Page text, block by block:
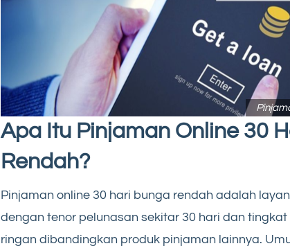
Apa Itu Pinjaman Online 30
Rendah?
Pinjaman online 30 hari bunga rendah adalah
dengan tenor pelunasan sekitar 30 hari dan
ringan dibandingkan produk pinjaman lainnya.